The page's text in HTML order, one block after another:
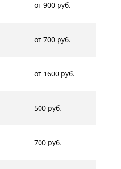
от 900 руб.
от 700 руб.
от 1600 руб.
500 руб.
700 руб.